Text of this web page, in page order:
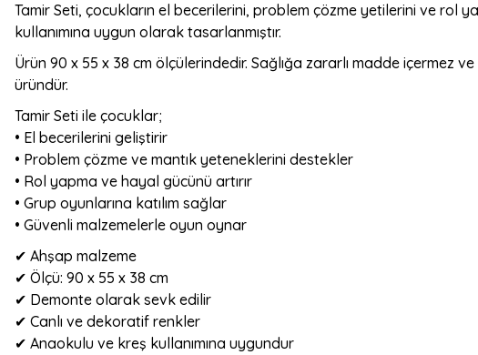
Tamir Seti, çocukların el becerilerini, problem çözme yetilerini ve
kullanımına uygun olarak tasarlanmıştır.
Ürün 90 x 55 x 38 cm ölçülerindedir. Sağlığa zararlı madde içermez
üründür.
Tamir Seti ile çocuklar;
• El becerilerini geliştirir
• Problem çözme ve mantık yeteneklerini destekler
• Rol yapma ve hayal gücünü artırır
• Grup oyunlarına katılım sağlar
• Güvenli malzemelerle oyun oynar
✔ Ahşap malzeme
✔ Ölçü: 90 x 55 x 38 cm
✔ Demonte olarak sevk edilir
✔ Canlı ve dekoratif renkler
✔ Anaokulu ve kreş kullanımına uygundur